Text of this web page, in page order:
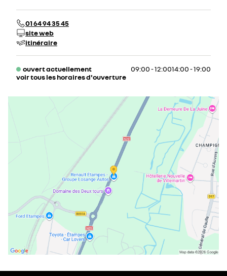
01 64 94 35 45
site web
itinéraire
ouvert actuellement 09:00 - 12:0014:00 - 19:00
voir tous les horaires d'ouverture
mardi
09:00 - 12:0014:00 - 19:00
09:00 - 12:00
14:00 - 19:00
09:00 - 12:0014:00 - 19:00
09:00 - 12:0014:00 - 19:00
samedi
09:00 - 12:00
14:00 - 18:00
dimanche
fermé